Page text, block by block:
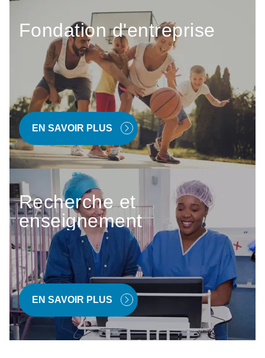
Fondation d'entreprise
EN SAVOIR PLUS
Recherche et
enseignement
EN SAVOIR PLUS